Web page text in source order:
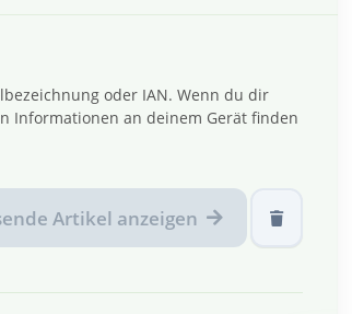
oder IAN. Wenn du dir
Informationen an deinem Gerät finden
Artikel anzeigen